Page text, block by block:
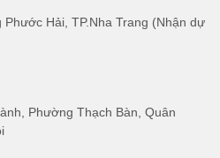
Hải, TP.Nha Trang (Nhận dự
Phường Thạch Bàn, Quân